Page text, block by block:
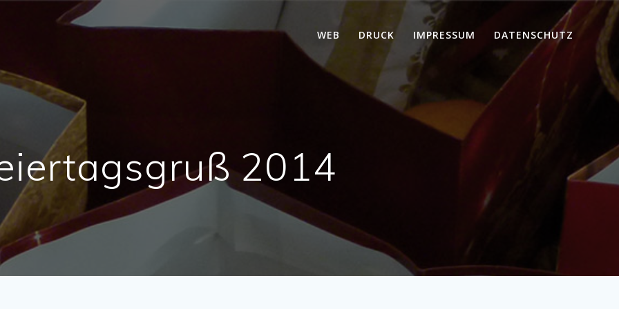
WEB DRUCK IMPRESSUM DATENSCHUTZ
2014